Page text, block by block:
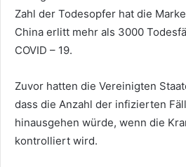
Zahl der Todesopfer hat die
China erlitt mehr als 3000
COVID – 19.
Zuvor hatten die Vereinigten
dass die Anzahl der infizierten
hinausgehen würde, wenn die
kontrolliert wird.